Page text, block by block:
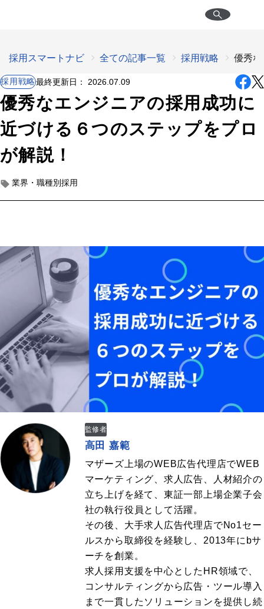
採用スマートナビ 全ての記事一覧 採用戦略 優秀
採用戦略最終更新日： 2026.07.09
優秀なエンジニアの採用成功に
近づける６つのステップをプロ
が解説！
業界・職種別採用
監修者
高田 嘉範
マザーズ上場のWEB広告代理店でWEB
マーケティング、求人広告、人材紹介の
立ち上げを経て、東証一部上場企業子会
社の執行役員として活躍。
その後、大手求人広告代理店でNo1セー
ルスから取締役を経験し、2013年にbサ
ーチを創業。
求人採用支援を中心としたHR領域で、
コンサルティングから広告・ツール導入
まで一貫したソリューションを提供し続